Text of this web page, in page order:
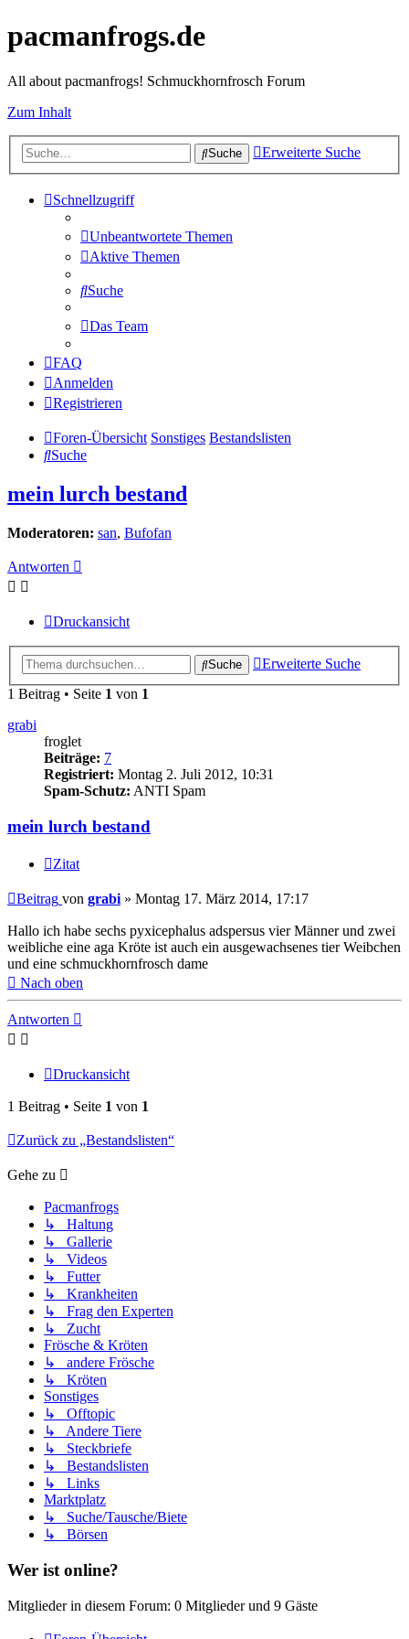
pacmanfrogs.de
All about pacmanfrogs! Schmuckhornfrosch Forum
Zum Inhalt
Suche Erweiterte Suche
Schnellzugriff
Unbeantwortete Themen
Aktive Themen
Suche
Das Team
FAQ
Anmelden
Registrieren
Foren-Übersicht Sonstiges Bestandslisten
Suche
mein lurch bestand
Moderatoren: san, Bufofan
Antworten
Druckansicht
Suche
Erweiterte Suche
1 Beitrag • Seite 1 von 1
grabi
froglet
Beiträge: 7
Registriert: Montag 2. Juli 2012, 10:31
Spam-Schutz: ANTI Spam
mein lurch bestand
Zitat
Beitrag von grabi » Montag 17. März 2014, 17:17
Hallo ich habe sechs pyxicephalus adspersus vier Männer und zwei
weibliche eine aga Kröte ist auch ein ausgewachsenes tier Weibchen
und eine schmuckhornfrosch dame
Nach oben
Antworten
Druckansicht
1 Beitrag • Seite 1 von 1
Zurück zu „Bestandslisten“
Gehe zu
Pacmanfrogs
↳ Haltung
↳ Gallerie
↳ Videos
↳ Futter
↳ Krankheiten
↳ Frag den Experten
↳ Zucht
Frösche & Kröten
↳ andere Frösche
↳ Kröten
Sonstiges
↳ Offtopic
↳ Andere Tiere
↳ Steckbriefe
↳ Bestandslisten
↳ Links
Marktplatz
↳ Suche/Tausche/Biete
↳ Börsen
Wer ist online?
Mitglieder in diesem Forum: 0 Mitglieder und 9 Gäste